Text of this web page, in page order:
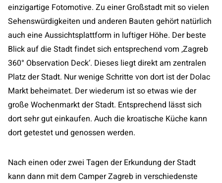
einzigartige Fotomotive. Zu einer Großstadt mit so vielen
Sehenswürdigkeiten und anderen Bauten gehört natürlich
auch eine Aussichtsplattform in luftiger Höhe. Der beste
Blick auf die Stadt findet sich entsprechend vom ‚Zagreb
360° Observation Deck‘. Dieses liegt direkt am zentralen
Platz der Stadt. Nur wenige Schritte von dort ist der Dolac
Markt beheimatet. Der wiederum ist so etwas wie der
große Wochenmarkt der Stadt. Entsprechend lässt sich
dort sehr gut einkaufen. Auch die kroatische Küche kann
dort getestet und genossen werden.
Nach einen oder zwei Tagen der Erkundung der Stadt
kann dann mit dem Camper Zagreb in verschiedenste